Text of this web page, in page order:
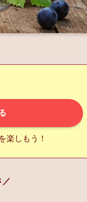
楽しもう！
／